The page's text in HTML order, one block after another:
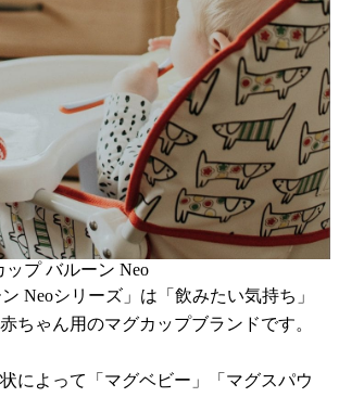
ップ バルーン Neo
ン Neoシリーズ」は「飲みたい気持ち」
ちゃん用のマグカップブランドです。
によって「マグベビー」「マグスパウ